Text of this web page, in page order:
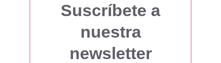
Suscríbete a
nuestra
newsletter